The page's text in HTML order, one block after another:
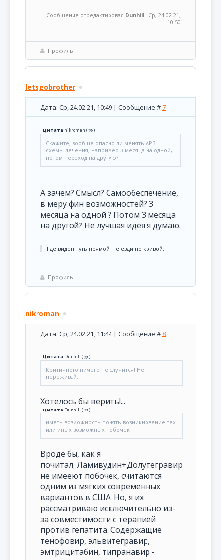
Сообщение отредактировал Dunhill - Ср, 24.02.21,
10:50
Профиль
letsgobrother
Дата: Ср, 24.02.21, 10:49 | Сообщение #7
Цитата nikroman ( )
Скажите, вообще опасно ли менять АРВ-
схемы лечения, например 3 месяца на одной,
потом переход на другую?
А зачем? Смысл? Самообеспечение,
в меру фин возможностей? 3
месяца на одной ? Потом 3 месяца
на другой? Не лучшая идея я думаю.
Где виден путь прямой, не езди по кривой.
Профиль
nikroman
Дата: Ср, 24.02.21, 11:44 | Сообщение # 8
Цитата Dunhill ( )
Критичного ничего не случится! Не
переживай.
Хотелось бы верить!...
Цитата Dunhill ( )
иметь возможность понять возникновение тех
или иных возможных побочек
Вроде бы, как я
почитал, Ламивудин+Долутегравир
не имееют побочек, считаются
одним из мягких современных
вариантов в США. Но, я их
рассматриваю исключительно из-
за совместимости с терапией
против гепатита. Содержащие
тенофовир, эльвитегравир,
эмтрицитабин, типранавир -